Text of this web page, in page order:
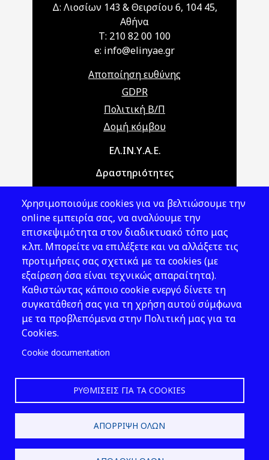
Δ: Λιοσίων 143 & Θειρσίου 6, 104 45,
Αθήνα
T: 210 82 00 100
e: info@elinyae.gr
Αποποίηση ευθύνης
GDPR
Πολιτική Β/Π
Δομή κόμβου
Main navigationΕΛ.ΙΝ.Υ.Α.Ε.
Δραστηριότητες
Νομοθεσία
Εκδόσεις
Νέα - Εκδηλώσεις
Ακολουθήστε μας
Χρησιμοποιούμε cookies για να βελτιώσουμε την
online εμπειρία σας, να αναλύουμε την
επισκεψιμότητα στον διαδικτυακό τόπο μας
κ.λπ. Μπορείτε να επιλέξετε και να αλλάξετε τις
προτιμήσεις σας σχετικά με τα cookies (με
εξαίρεση όσα είναι τεχνικώς απαραίτητα).
Καθιστώντας κάποιο cookie ενεργό δίνετε τη
συγκατάθεσή σας για τη χρήση αυτού σύμφωνα
με τα προβλεπόμενα στην Πολιτική μας για τα
Cookies.
Cookie documentation
ΡΥΘΜΊΣΕΙΣ ΓΙΑ ΤΑ COOKIES
ΑΠΌΡΡΙΨΗ ΌΛΩΝ
2026 © ΕΛ.ΙΝ.Υ.Α.Ε.
Design & Development by